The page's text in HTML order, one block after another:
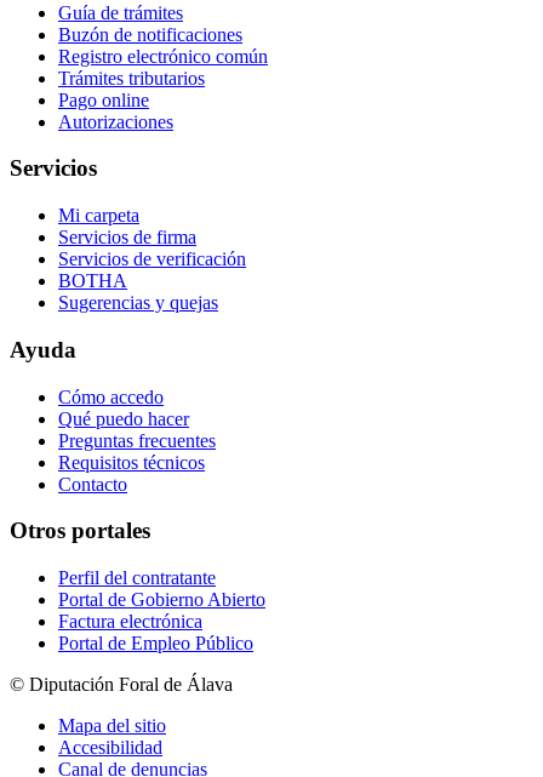
Guía de trámites
Buzón de notificaciones
Registro electrónico común
Trámites tributarios
Pago online
Autorizaciones
Servicios
Mi carpeta
Servicios de firma
Servicios de verificación
BOTHA
Sugerencias y quejas
Ayuda
Cómo accedo
Qué puedo hacer
Preguntas frecuentes
Requisitos técnicos
Contacto
Otros portales
Perfil del contratante
Portal de Gobierno Abierto
Factura electrónica
Portal de Empleo Público
© Diputación Foral de Álava
Mapa del sitio
Accesibilidad
Canal de denuncias